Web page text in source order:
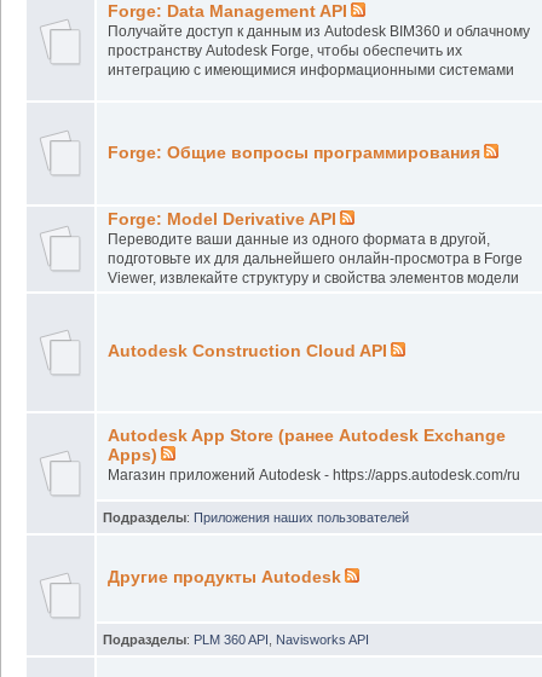
Forge: Data Management API
Получайте доступ к данным из Autodesk BIM360 и облачному
пространству Autodesk Forge, чтобы обеспечить их
интеграцию с имеющимися информационными системами
Forge: Общие вопросы программирования
Forge: Model Derivative API
Переводите ваши данные из одного формата в другой,
подготовьте их для дальнейшего онлайн-просмотра в Forge
Viewer, извлекайте структуру и свойства элементов модели
Autodesk Construction Cloud API
Autodesk App Store (ранее Autodesk Exchange
Apps)
Магазин приложений Autodesk - https://apps.autodesk.com/ru
Подразделы: Приложения наших пользователей
Другие продукты Autodesk
Подразделы: PLM 360 API Navisworks API